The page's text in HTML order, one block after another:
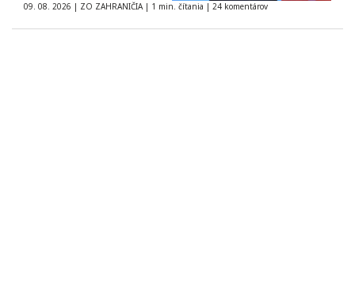
09. 08. 2026 | ZO ZAHRANIČIA | 1 min. čítania | 24 komentárov